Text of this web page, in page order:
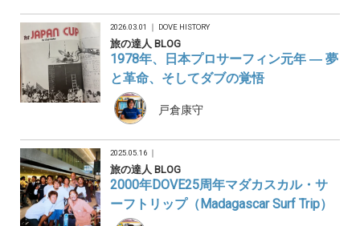
2026.03.01 ｜ DOVE HISTORY
旅の達人 BLOG
1978年、日本プロサーフィン元年 ― 夢
と革命、そしてダブの覚悟
戸倉康守
2025.05.16 ｜
旅の達人 BLOG
2000年DOVE25周年マダカスカル・サ
ーフトリップ（Madagascar Surf Trip）